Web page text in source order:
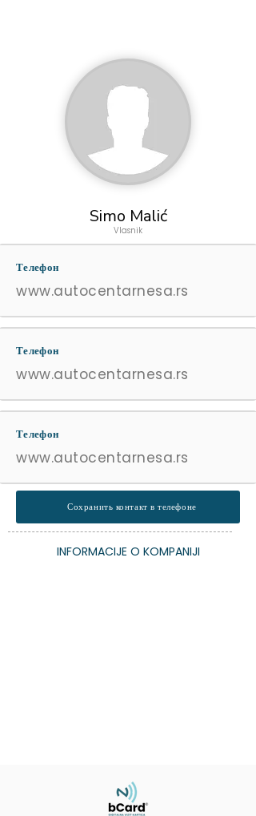
Simo Malić
Vlasnik
Телефон
www.autocentarnesa.rs
Телефон
www.autocentarnesa.rs
Телефон
www.autocentarnesa.rs
Сохранить контакт в телефоне
INFORMACIJE O KOMPANIJI